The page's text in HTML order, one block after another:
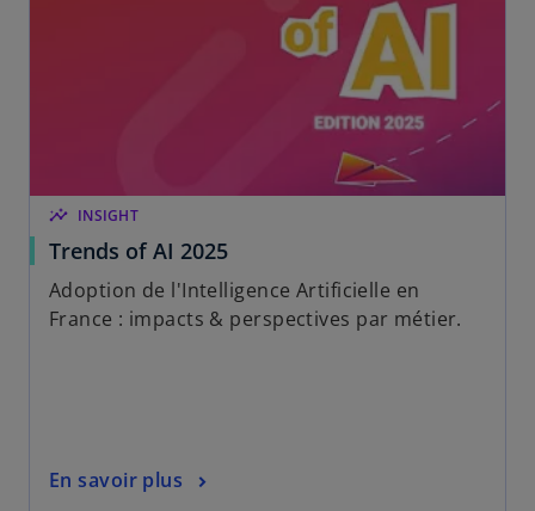
insights INSIGHT
Trends of AI 2025
Adoption de l'Intelligence Artificielle en
France : impacts & perspectives par métier.
En savoir plus